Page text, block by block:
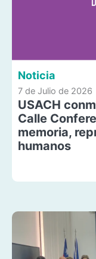
Noticia
7 de Julio de 2026
USACH
Calle
memoria,
humanos